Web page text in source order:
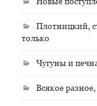
Плотницкий,
только
Чугуны и
Всякое